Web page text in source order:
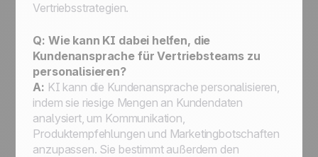
Vertriebsstrategien.
Q: Wie kann KI dabei helfen, die
Kundenansprache für Vertriebsteams zu
personalisieren?
A: KI kann die Kundenansprache personalisieren,
indem sie riesige Mengen an Kundendaten
analysiert, um Kommunikation,
Produktempfehlungen und Marketingbotschaften
anzupassen. Sie bestimmt außerdem den